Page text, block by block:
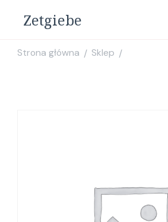
Zetgiebe
Strona główna / Sklep /